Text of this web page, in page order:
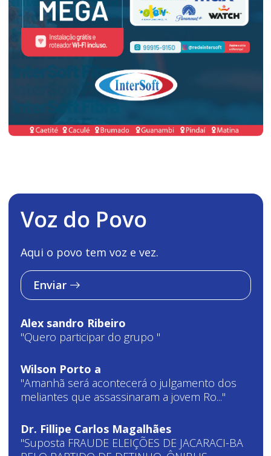
Voz do Povo
Aqui o povo tem voz e vez.
Enviar
Alex sandro Ribeiro
"Quero participar do grupo "
Wilson Porto a
"Amanhã será acontecerá o julgamento dos
meliantes que assassinaram a jovem Ro..."
Dr. Fillipe Carlos Magalhães
"Suposta FRAUDE ELEIÇÕES DE JACARACI-BA